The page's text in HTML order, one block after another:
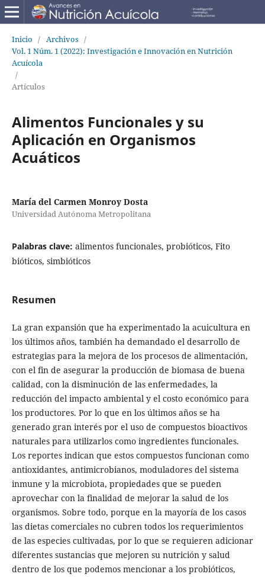
Inicio / Archivos /
Vol. 1 Núm. 1 (2022): Investigación e Innovación en Nutrición
Acuícola
/
Artículos
Alimentos Funcionales y su
Aplicación en Organismos
Acuáticos
María del Carmen Monroy Dosta
Universidad Autónoma Metropolitana
Palabras clave: alimentos funcionales, probióticos, Fito
bióticos, simbióticos
Resumen
La gran expansión que ha experimentado la acuicultura en
los últimos años, también ha demandado el desarrollo de
estrategias para la mejora de los procesos de alimentación,
con el fin de asegurar la producción de biomasa de buena
calidad, con la disminución de las enfermedades, la
reducción del impacto ambiental y el costo económico para
los productores. Por lo que en los últimos años se ha
generado gran interés por el uso de compuestos bioactivos
naturales para utilizarlos como ingredientes funcionales.
Los reportes indican que estos compuestos funcionan como
antioxidantes, antimicrobianos, moduladores del sistema
inmune y la microbiota, propiedades que se pueden
aprovechar con la finalidad de mejorar la salud de los
organismos. Sobre todo, porque en la mayoría de los casos
las dietas comerciales no cubren todos los requerimientos
de las especies cultivadas, por lo que se requieren adicionar
diferentes sustancias que mejoren su nutrición y salud
dentro de los que podemos mencionar a los probióticos,